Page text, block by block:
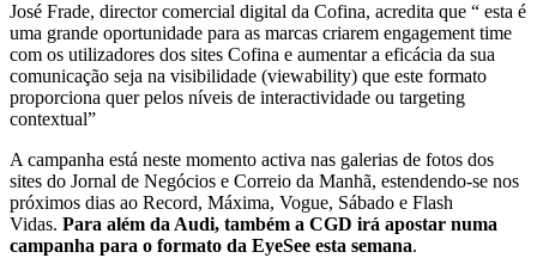
José Frade, director comercial digital da Cofina, acredita que “ esta é
uma grande oportunidade para as marcas criarem engagement time
com os utilizadores dos sites Cofina e aumentar a eficácia da sua
comunicação seja na visibilidade (viewability) que este formato
proporciona quer pelos níveis de interactividade ou targeting
contextual”
A campanha está neste momento activa nas galerias de fotos dos
sites do Jornal de Negócios e Correio da Manhã, estendendo-se nos
próximos dias ao Record, Máxima, Vogue, Sábado e Flash
Vidas. Para além da Audi, também a CGD irá apostar numa
campanha para o formato da EyeSee esta semana.